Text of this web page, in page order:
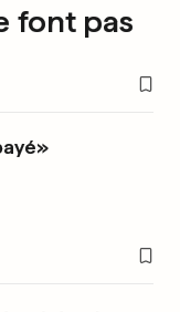
font pas